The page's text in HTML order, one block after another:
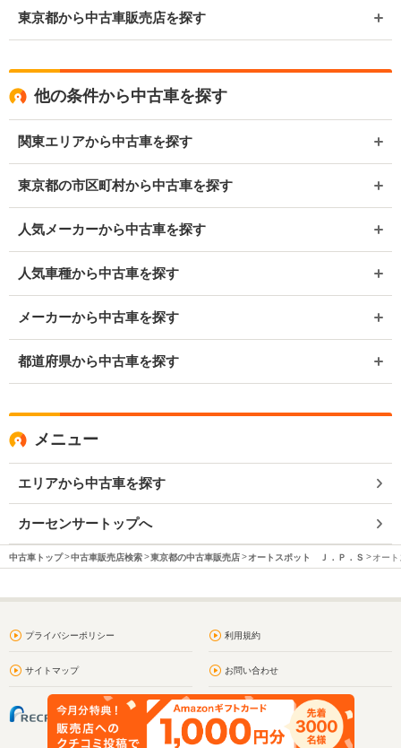
東京都から中古車販売店を探す
他の条件から中古車を探す
関東エリアから中古車を探す
東京都の市区町村から中古車を探す
人気メーカーから中古車を探す
人気車種から中古車を探す
メーカーから中古車を探す
都道府県から中古車を探す
メニュー
エリアから中古車を探す
カーセンサートップへ
中古車トップ 中古車販売店検索 東京都の中古車販売店 オートスポット Ｊ．Ｐ．Ｓ オー
プライバシーポリシー 利用規約
サイトマップ お問い合わせ